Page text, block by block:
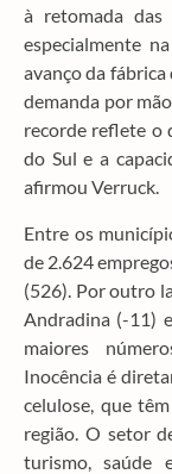
à retomada das
especialmente
avanço da fábrica
demanda por
recorde reflete o
do Sul e a
afirmou Verruck.
Entre os
de 2.624
(526). Por outro
Andradina (-11)
maiores
Inocência é
celulose, que
região. O setor
turismo, saúde